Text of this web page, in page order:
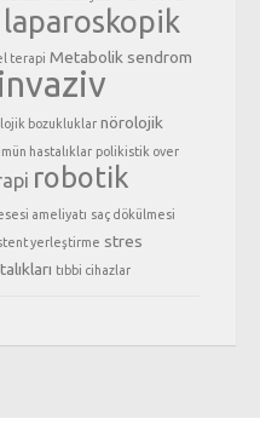
laparoskopik
terapi Metabolik sendrom
bozukluklar nörolojik
hastalıklar polikistik over
robotik
ameliyatı saç dökülmesi
yerleştirme stres
tıbbi cihazlar